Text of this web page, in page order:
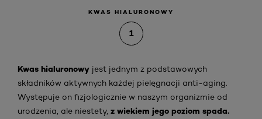
KWAS HIALURONOWY
1
Kwas hialuronowy jest jednym z podstawowych
składników aktywnych każdej pielęgnacji anti-aging.
Występuje on fizjologicznie w naszym organizmie od
urodzenia, ale niestety, z wiekiem jego poziom spada.